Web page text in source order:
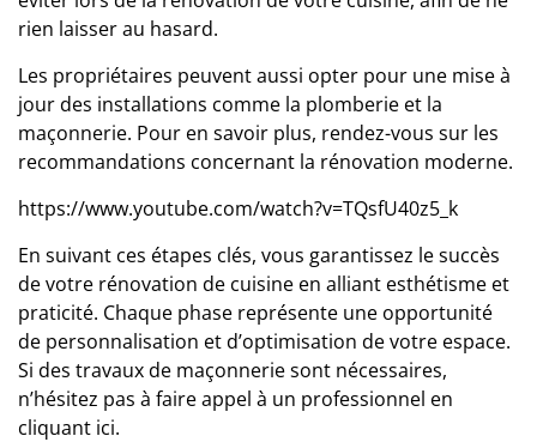
rien laisser au hasard.
Les propriétaires peuvent aussi opter pour une mise à
jour des installations comme la plomberie et la
maçonnerie. Pour en savoir plus, rendez-vous sur les
recommandations concernant la rénovation moderne.
https://www.youtube.com/watch?v=TQsfU40z5_k
En suivant ces étapes clés, vous garantissez le succès
de votre rénovation de cuisine en alliant esthétisme et
praticité. Chaque phase représente une opportunité
de personnalisation et d’optimisation de votre espace.
Si des travaux de maçonnerie sont nécessaires,
n’hésitez pas à faire appel à un professionnel en
cliquant ici.